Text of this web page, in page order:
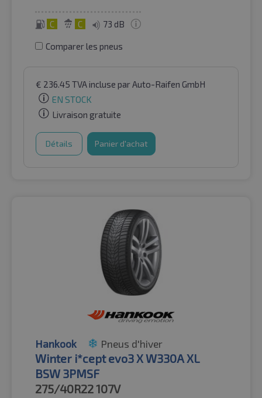
C C 73 dB
Comparer les pneus
€ 236.45 TVA incluse par Auto-Raifen GmbH
EN STOCK
Livraison gratuite
Détails Panier d'achat
Hankook Pneus d'hiver
Winter i*cept evo3 X W330A XL
BSW 3PMSF
275/40R22107V